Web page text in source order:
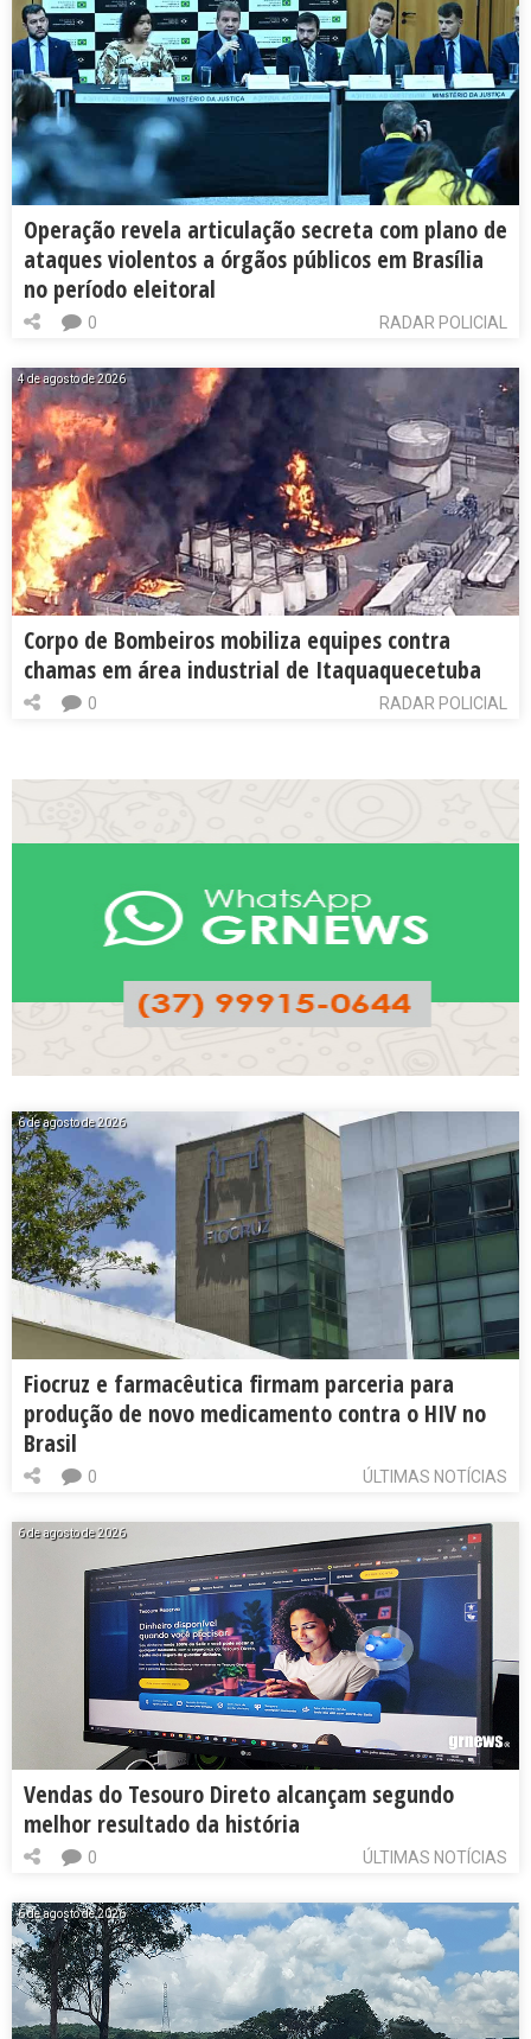
Operação revela articulação secreta com plano de
ataques violentos a órgãos públicos em Brasília
no período eleitoral
RADAR POLICIAL
0
4 de agosto de 2026
Corpo de Bombeiros mobiliza equipes contra
chamas em área industrial de Itaquaquecetuba
RADAR POLICIAL
0
6 de agosto de 2026
Fiocruz e farmacêutica firmam parceria para
produção de novo medicamento contra o HIV no
Brasil
ÚLTIMAS NOTÍCIAS
0
6 de agosto de 2026
Vendas do Tesouro Direto alcançam segundo
melhor resultado da história
ÚLTIMAS NOTÍCIAS
0
6 de agosto de 2026